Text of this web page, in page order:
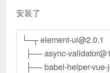
安装了
└─┬ element-ui@2.0.1
├── async-
├── babel-helper-